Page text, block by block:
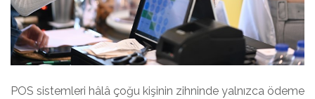
POS sistemleri hâlâ çoğu kişinin zihninde yalnızca ödeme